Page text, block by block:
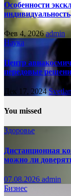
Особенности
Фев 4, 2026admin
Наука
Центр
передовые
Дек 17, 2024
You missed
Здоровье
Дистанционная
можно ли
07.08.2026 admin
Бизнес